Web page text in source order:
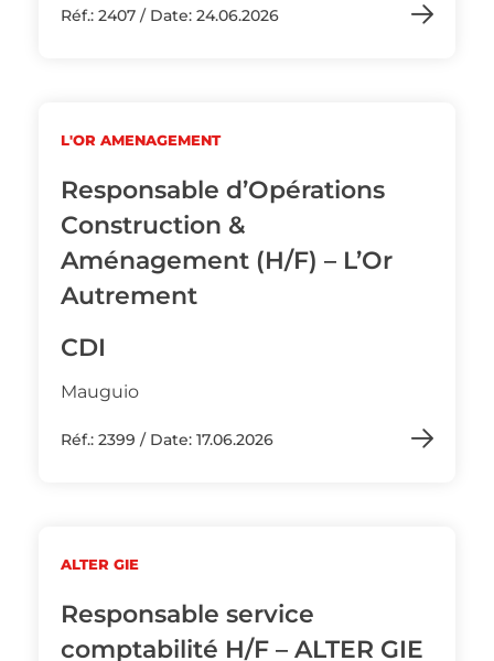
Réf.: 2407 / Date: 24.06.2026
L'OR AMENAGEMENT
Responsable d’Opérations
Construction &
Aménagement (H/F) – L’Or
Autrement
CDI
Mauguio
Réf.: 2399 / Date: 17.06.2026
ALTER GIE
Responsable service
comptabilité H/F – ALTER GIE